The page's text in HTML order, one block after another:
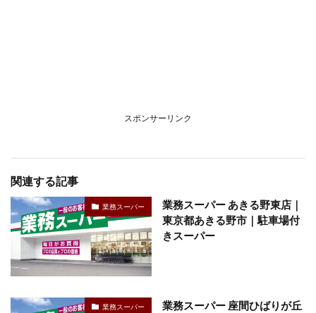
スポンサーリンク
関連する記事
業務スーパー
業務スーパー あきる野東店｜
東京都あきる野市｜駐車場付
きスーパー
業務スーパー
業務スーパー 座間ひばりが丘